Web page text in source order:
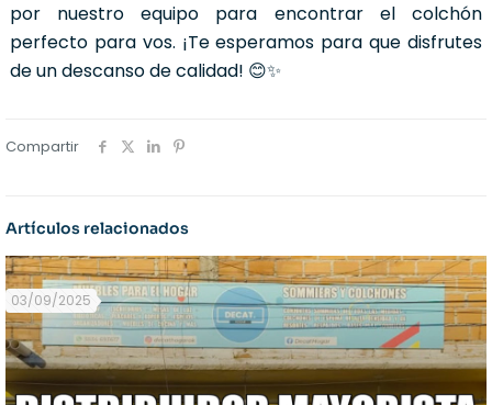
por nuestro equipo para encontrar el colchón
perfecto para vos. ¡Te esperamos para que disfrutes
de un descanso de calidad! 😊✨
Compartir
Artículos relacionados
03/09/2025